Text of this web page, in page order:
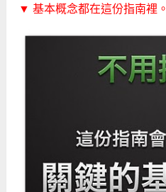
▼ 基本概念都在這份指南裡。